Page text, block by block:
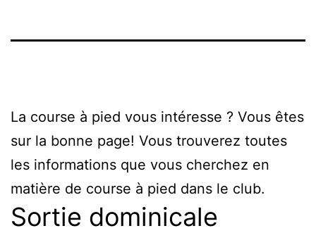
La course à pied vous intéresse ? Vous êtes
sur la bonne page! Vous trouverez toutes
les informations que vous cherchez en
matière de course à pied dans le club.
Sortie dominicale